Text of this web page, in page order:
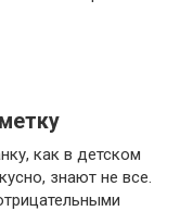
как в детском
знают не все.